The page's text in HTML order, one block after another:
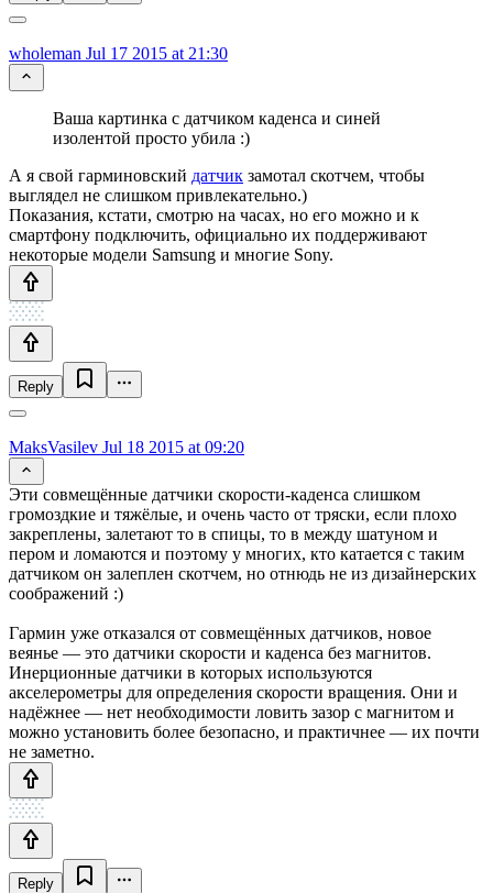
wholeman Jul 17 2015 at 21:30
Ваша картинка с датчиком каденса и синей
изолентой просто убила :)
А я свой гарминовский датчик замотал скотчем, чтобы
выглядел не слишком привлекательно.)
Показания, кстати, смотрю на часах, но его можно и к
смартфону подключить, официально их поддерживают
некоторые модели Samsung и многие Sony.
Reply
MaksVasilev Jul 18 2015 at 09:20
Эти совмещённые датчики скорости-каденса слишком
громоздкие и тяжёлые, и очень часто от тряски, если плохо
закреплены, залетают то в спицы, то в между шатуном и
пером и ломаются и поэтому у многих, кто катается с таким
датчиком он залеплен скотчем, но отнюдь не из дизайнерских
соображений :)
Гармин уже отказался от совмещённых датчиков, новое
веянье — это датчики скорости и каденса без магнитов.
Инерционные датчики в которых используются
акселерометры для определения скорости вращения. Они и
надёжнее — нет необходимости ловить зазор с магнитом и
можно установить более безопасно, и практичнее — их почти
не заметно.
Reply